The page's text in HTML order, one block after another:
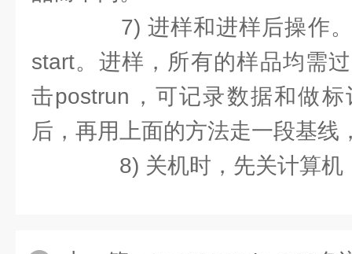
7) 进样和进样后操作。
start。进样，所有的样品均需
击postrun，可记录数据和做
后，再用上面的方法走一段基线
8) 关机时，先关计算机